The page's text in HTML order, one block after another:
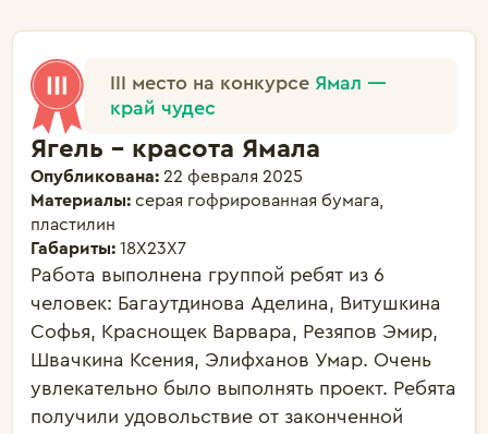
III место на конкурсе Ямал —
край чудес
Ягель - красота Ямала
Опубликована: 22 февраля 2025
Материалы: серая гофрированная бумага,
пластилин
Габариты: 18Х23Х7
Работа выполнена группой ребят из 6
человек: Багаутдинова Аделина, Витушкина
Софья, Краснощек Варвара, Резяпов Эмир,
Швачкина Ксения, Элифханов Умар. Очень
увлекательно было выполнять проект. Ребята
получили удовольствие от законченной